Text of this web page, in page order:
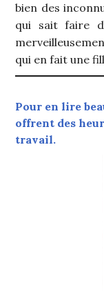
bien des
qui sait faire
qui en fait une
Pour en lire
offrent des
travail.